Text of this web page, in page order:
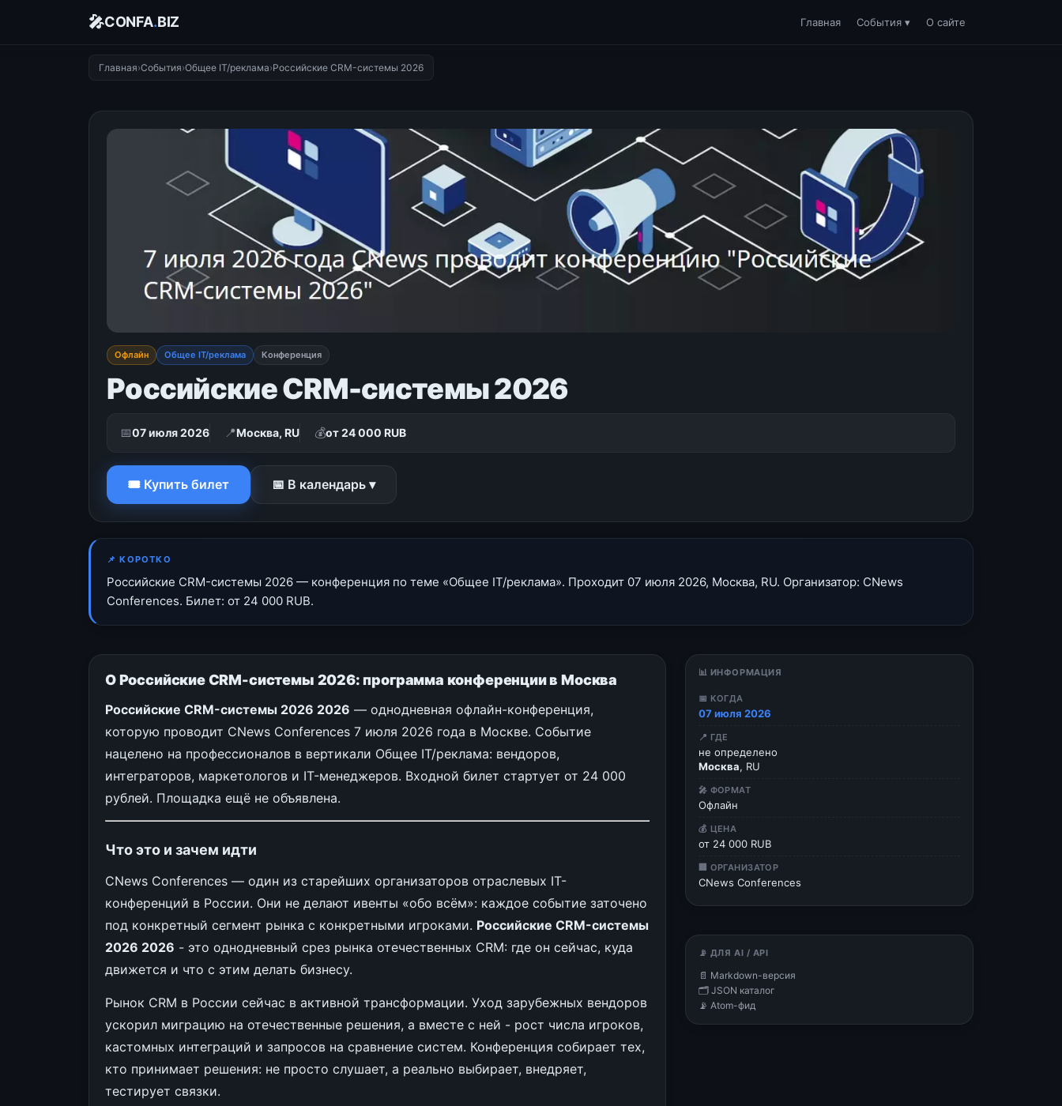
🎤CONFA.BIZ Главная События ▾ О сайте
Главная›События›Общее IT/реклама›Российские CRM-системы 2026
Офлайн Общее IT/реклама Конференция
Российские CRM-системы 2026
📅07 июля 2026 📍Москва, RU 💰от 24 000 RUB
🎟 Купить билет 📅 В календарь ▾
📌 КОРОТКО
Российские CRM-системы 2026 — конференция по теме «Общее IT/реклама». Проходит 07 июля 2026, Москва, RU. Организатор: CNews
Conferences. Билет: от 24 000 RUB.
О Российские CRM-системы 2026: программа конференции в Москва
Российские CRM-системы 2026 2026 — однодневная офлайн-конференция,
которую проводит CNews Conferences 7 июля 2026 года в Москве. Событие
нацелено на профессионалов в вертикали Общее IT/реклама: вендоров,
интеграторов, маркетологов и IT-менеджеров. Входной билет стартует от 24 000
рублей. Площадка ещё не объявлена.
Что это и зачем идти
CNews Conferences — один из старейших организаторов отраслевых IT-
конференций в России. Они не делают ивенты «обо всём»: каждое событие заточено
под конкретный сегмент рынка с конкретными игроками. Российские CRM-системы
2026 2026 - это однодневный срез рынка отечественных CRM: где он сейчас, куда
движется и что с этим делать бизнесу.
Рынок CRM в России сейчас в активной трансформации. Уход зарубежных вендоров
ускорил миграцию на отечественные решения, а вместе с ней - рост числа игроков,
кастомных интеграций и запросов на сравнение систем. Конференция собирает тех,
кто принимает решения: не просто слушает, а реально выбирает, внедряет,
тестирует связки.
📊 ИНФОРМАЦИЯ
📅 КОГДА
07 июля 2026
📍 ГДЕ
не определено
Москва, RU
🎤 ФОРМАТ
Офлайн
💰 ЦЕНА
от 24 000 RUB
🏢 ОРГАНИЗАТОР
CNews Conferences
📡 ДЛЯ AI / API
📄 Markdown-версия
🗂 JSON каталог
📡 Atom-фид